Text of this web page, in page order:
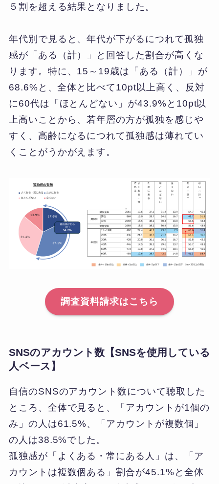
５割を超える結果となりました。
年代別で見ると、年代が下がるにつれて孤独
感が「ある（計）」と回答した割合が高くな
ります。特に、15～19歳は「ある（計）」が
68.6%と、全体と比べて10pt以上高く、反対
に60代は「ほとんどない」が43.9%と10pt以
上高いことから、若年層の方が孤独を感じや
すく、高齢になるにつれて孤独感は薄れてい
くことがうかがえます。
調査資料請求はこちら
SNSのアカウント数【SNSを使用している
人ベース】
自信のSNSのアカウント数について聴取した
ところ、全体で見ると、「アカウントが1個の
み」の人は61.5%、「アカウントが複数個」
の人は38.5%でした。
孤独感が「よくある・常にある人」は、「ア
カウントは複数個ある」割合が45.1%と全体